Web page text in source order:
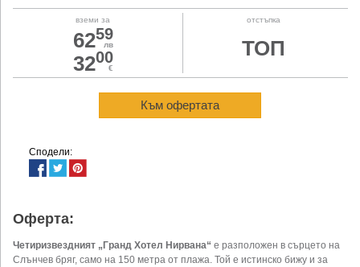
вземи за
6259
лв
3200
€
отстъпка
ТОП
Към офертата
Сподели:
Оферта:
Четиризвездният „Гранд Хотел Нирвана“ е разположен в сърцето на
Слънчев бряг, само на 150 метра от плажа. Той е истинско бижу и за